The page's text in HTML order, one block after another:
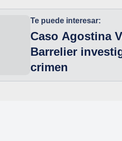
Te puede interesar:
Caso Agostina
Barrelier
crimen